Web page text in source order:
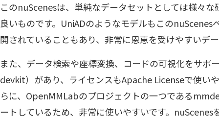
このnuScenesは、単純なデータセットとしては様々な
良いものです。UniADのようなモデルもこのnuScenes
開されていることもあり、非常に恩恵を受けやすいデ
また、データ検索や座標変換、コードの可視化をサポ
devkit）があり、ライセンスもApache Licenseで使い
らに、OpenMMLabのプロジェクトの一つである
ートしているため、非常に使いやすいです。